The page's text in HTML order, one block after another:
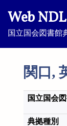
Web
国立国会図書館
関口,
国立国会
典拠種別